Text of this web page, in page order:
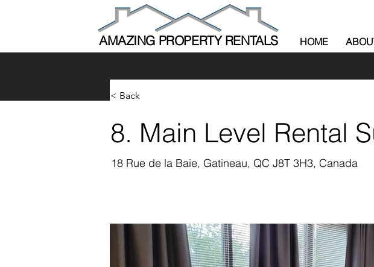
AMAZING PROPERTY RENTALS HOME
< Back
8. Main Level Rental
18 Rue de la Baie, Gatineau, QC J8T 3H3, Canada